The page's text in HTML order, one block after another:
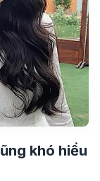
khó hiểu